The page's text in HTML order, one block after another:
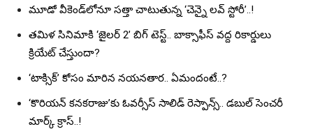
మూడో వీకెండ్‌లోనూ సత్తా చాటుతున్న ‘చెన్నై లవ్ స్టోరీ’..!
తమిళ సినిమాకి ‘జైలర్ 2’ బిగ్ టెస్ట్.. బాక్సాఫీస్ వద్ద రికార్డులు
క్రియేట్ చేస్తుందా?
‘టాక్సిక్’ కోసం మారిన నయనతార.. ఏమందంటే..?
‘కొరియన్ కనకరాజు’కు ఓవర్సీస్ సాలిడ్ రెస్పాన్స్.. డబుల్ సెంచరీ
మార్క్ క్రాస్..!